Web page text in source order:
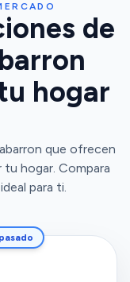
de
hogar
que ofrecen
hogar. Compara
para ti.